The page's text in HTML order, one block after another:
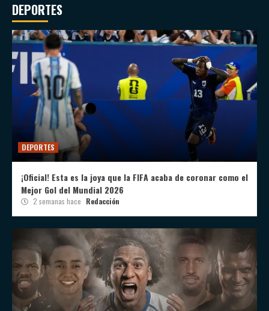
DEPORTES
DEPORTES
¡Oficial! Esta es la joya que la FIFA acaba de coronar como el
Mejor Gol del Mundial 2026
2 semanas hace Redacción